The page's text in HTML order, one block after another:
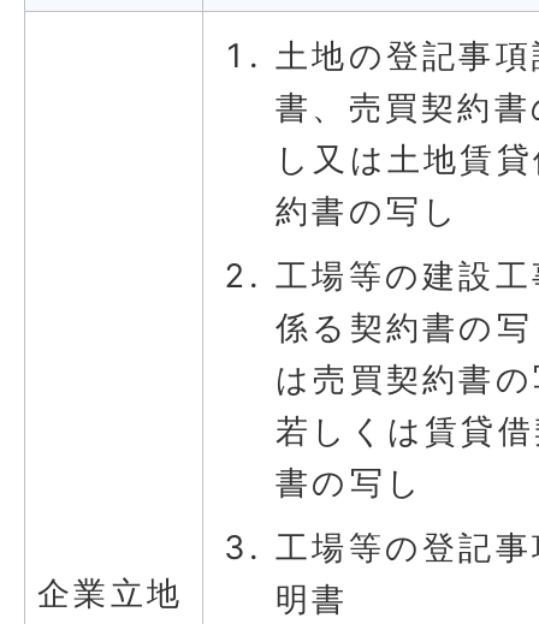
企業立地
土地の登記事
書、売買契約
し又は土地賃
約書の写し
工場等の建設
係る契約書の
は売買契約書
若しくは賃貸
書の写し
工場等の登記
明書